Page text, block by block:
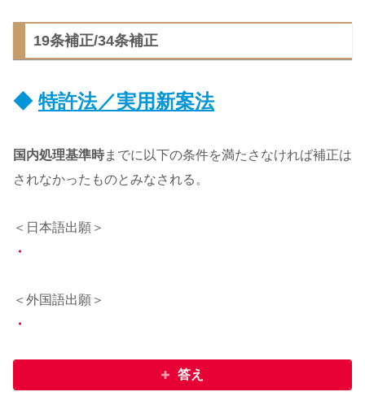
19条補正/34条補正
◆ 特許法／実用新案法
国内処理基準時までに以下の条件を満たさなければ補正は
されなかったものとみなされる。
＜日本語出願＞
・
＜外国語出願＞
・
答え